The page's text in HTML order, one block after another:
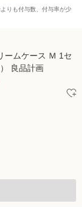
りも付与数、付与率が少
ームケース Ｍ 1セ
良品計画